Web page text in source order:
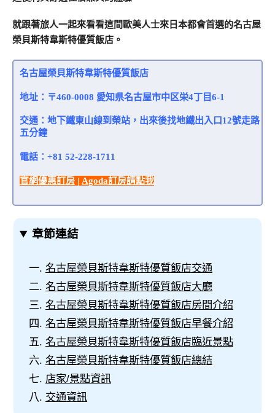
就跟著旅人一起來看看這間歐美人士來日本都會首選的名古屋
榮貝斯特韋斯特優質飯店。
名古屋榮貝斯特韋斯特優質飯店
地址：〒460-0008 愛知県名古屋市中区栄4丁目6-1
交通：地下鐵東山線到榮站，出來後找地鐵出入口12號走路
五分鐘
電話：+81 52-228-1711
官網優惠訂房 | Agoda訂房請點我
章節連結
名古屋榮貝斯特韋斯特優質飯店交通
名古屋榮貝斯特韋斯特優質飯店大廳
名古屋榮貝斯特韋斯特優質飯店房間介紹
名古屋榮貝斯特韋斯特優質飯店早餐介紹
名古屋榮貝斯特韋斯特優質飯店臨近景點
名古屋榮貝斯特韋斯特優質飯店總結
店家/景點資訊
交通資訊